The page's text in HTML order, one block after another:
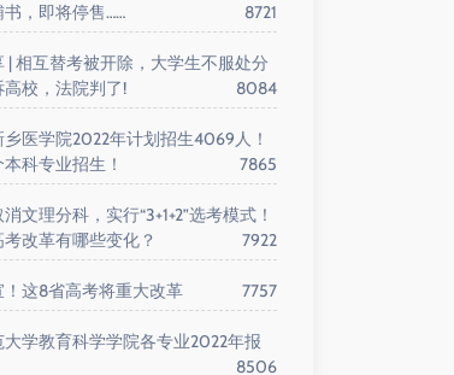
书，即将停售……
8721
| 相互替考被开除，大学生不服处分
校，法院判了!
8084
医学院2022年计划招生4069人！
科专业招生！
7865
文理分科，实行“3+1+2”选考模式！
改革有哪些变化？
7922
！这8省高考将重大改革 7757
学教育科学学院各专业2022年报
8506